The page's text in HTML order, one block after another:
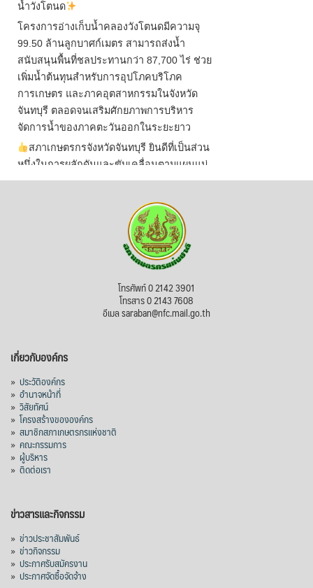
น้ำวังโตนด
โครงการอ่างเก็บน้ำคลองวังโตนดมีความจุ
99.50 ล้านลูกบาศก์เมตร สามารถส่งน้ำ
สนับสนุนพื้นที่ชลประทานกว่า 87,700 ไร่ ช่วย
เพิ่มน้ำต้นทุนสำหรับการอุปโภคบริโภค
การเกษตร และภาคอุตสาหกรรมในจังหวัด
จันทบุรี ตลอดจนเสริมศักยภาพการบริหาร
จัดการน้ำของภาคตะวันออกในระยะยาว
สภาเกษตรกรจังหวัดจันทบุรี ยินดีที่เป็นส่วน
หนึ่งในการผลักดันและขับเคลื่อนตามแผนแม่
บทเพื่อพั ...See More
ไม่สามารถดูเนื้อหานี้ได้ในขณะนี้
สภาเกษตรกรแห่งชาติ
กรมการค้าต่างประเทศ กระทรวงพาณิชย์ เปิด
ไทยในช่วง 6 เดือนของปี 2569 (ม.ค.-มิ.ย.) มี
1,205 ล้านดอลลาร์สหรัฐ (ประมาณ
38,003.15 ล้านบาท) ลดลง 27.69%
ปรับตัวลดลงตามสภาวะเศรษฐกิจและการค้า
โลก โดยตลาดส่งออกสำคัญ จีน ส่งออกได้
1.52 ล้านตัน ลด 61.71%
ส่งออกมันครึ่งปี 69 ปริมาณ 2.52 ล้านตัน
ลด 51.63% ยังดีที่ราคาขายดีกว่าปีก่อน
mgronline.com
โทรศัพท์ 0 2142 3901
โทรสาร 0 2143 7608
อีเมล saraban@nfc.mail.go.th
เกี่ยวกับองค์กร
» ประวัติองค์กร
» อำนาจหน้าที่
» วิสัยทัศน์
» โครงสร้างขององค์กร
» สมาชิกสภาเกษตรกรแห่งชาติ
» คณะกรรมการ
» ผู้บริหาร
» ติดต่อเรา
ข่าวสารและกิจกรรม
» ข่าวประชาสัมพันธ์
» ข่าวกิจกรรม
» ประกาศรับสมัครงาน
» ประกาศจัดซื้อจัดจ้าง